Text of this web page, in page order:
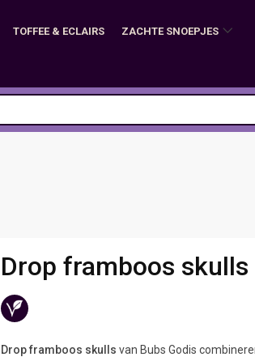
TOFFEE & ECLAIRS ZACHTE SNOEPJES
Drop framboos skulls
Drop framboos skulls van Bubs Godis